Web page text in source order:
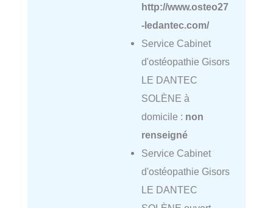
http://www.osteo27
-ledantec.com/
Service Cabinet
d'ostéopathie Gisors
LE DANTEC
SOLÈNE à
domicile : non
renseigné
Service Cabinet
d'ostéopathie Gisors
LE DANTEC